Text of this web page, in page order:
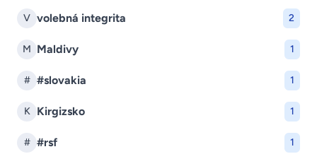
V volebná integrita 2
M Maldivy 1
# #slovakia 1
K Kirgizsko 1
# #rsf 1